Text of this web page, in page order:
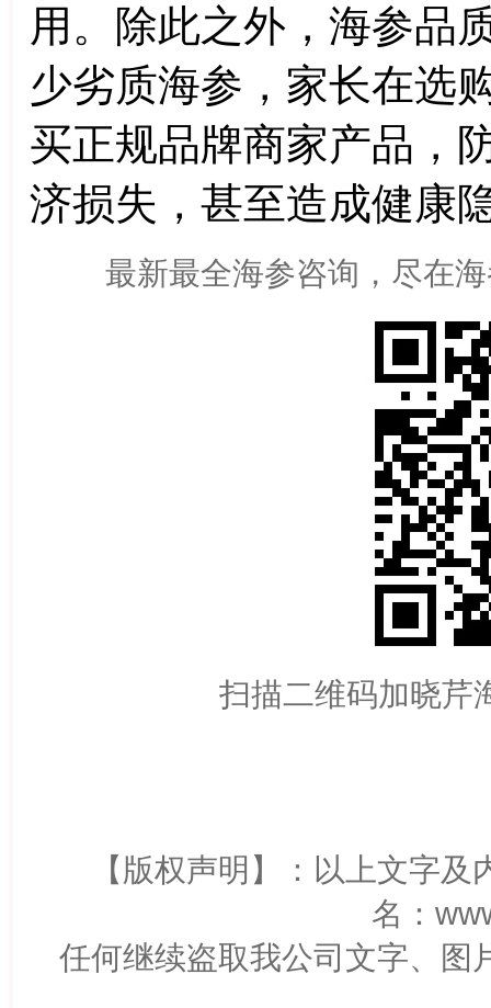
用。除此之外，海参品
少劣质海参，家长在选
买正规品牌商家产品，
济损失，甚至造成健康
最新最全海参咨询，尽在
扫描二维码加晓芹
【版权声明】：以上文字及
名：
任何继续盗取我公司文字、图